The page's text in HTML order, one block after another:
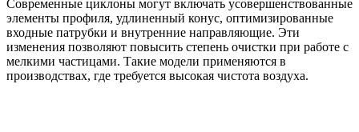
Современные циклоны могут включать усовершенствованные
элементы профиля, удлиненный конус, оптимизированные
входные патрубки и внутренние направляющие. Эти
изменения позволяют повысить степень очистки при работе с
мелкими частицами. Такие модели применяются в
производствах, где требуется высокая чистота воздуха.